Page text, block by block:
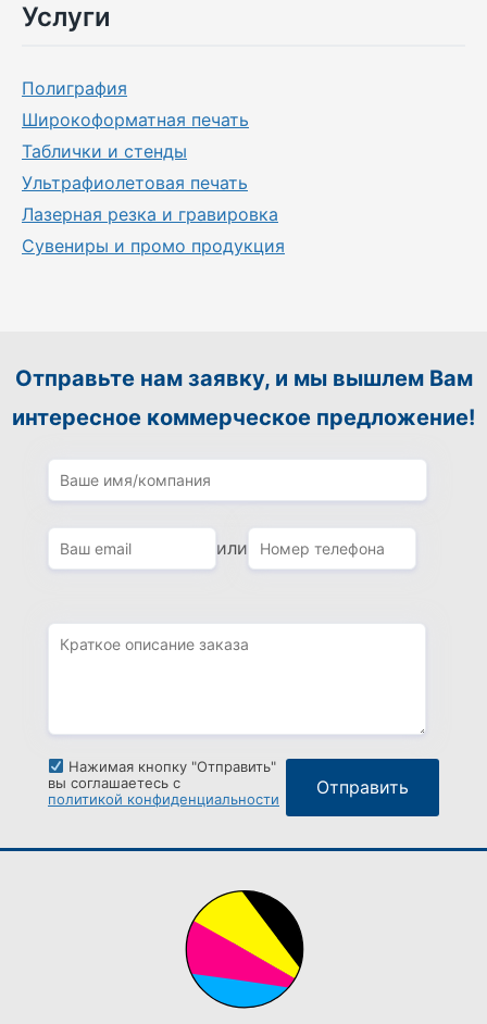
Услуги
Полиграфия
Широкоформатная печать
Таблички и стенды
Ультрафиолетовая печать
Лазерная резка и гравировка
Сувениры и промо продукция
Отправьте нам заявку, и мы вышлем Вам
интересное коммерческое предложение!
или
Нажимая кнопку "Отправить"
вы соглашаетесь с
политикой конфиденциальности